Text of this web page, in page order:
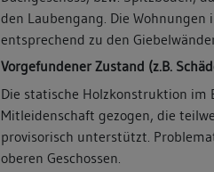
den Laubengang. Die
entsprechend zu den
Vorgefundener Zustand (z.B.
Die statische Holzkonstruktion im
Mitleidenschaft gezogen, die
provisorisch unterstützt.
oberen Geschossen.